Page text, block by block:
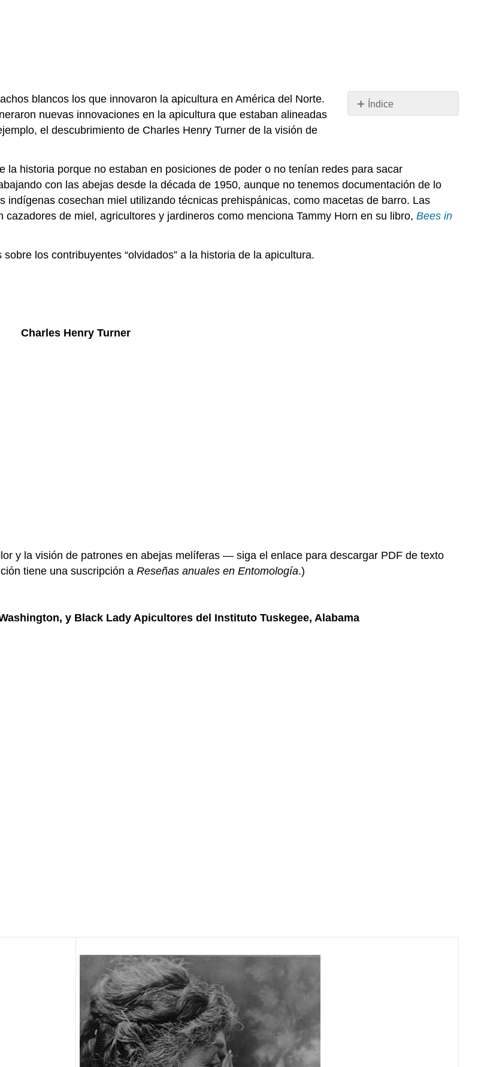
Índice
estadounidenses
de
origen
blancos los que innovaron la apicultura en América del Norte.
nuevas innovaciones en la apicultura que estaban alineadas
el descubrimiento de Charles Henry Turner de la visión de
historia porque no estaban en posiciones de poder o no tenían redes para sacar
con las abejas desde la década de 1950, aunque no tenemos documentación de lo
cosechan miel utilizando técnicas prehispánicas, como macetas de barro. Las
de miel, agricultores y jardineros como menciona Tammy Horn en su libro, Bees in
los contribuyentes “olvidados” a la historia de la apicultura.
Charles Henry Turner
y la visión de patrones en abejas melíferas — siga el enlace para descargar PDF de texto
tiene una suscripción a Reseñas anuales en Entomología.)
y Black Lady Apicultores del Instituto Tuskegee, Alabama